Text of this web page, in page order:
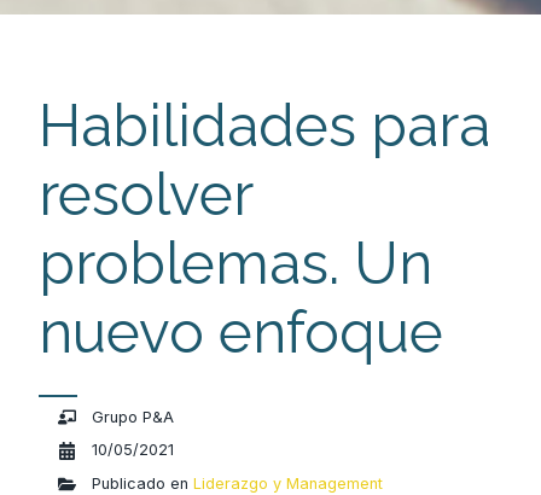
Habilidades para
resolver
problemas. Un
nuevo enfoque
Grupo P&A
10/05/2021
Publicado en Liderazgo y Management